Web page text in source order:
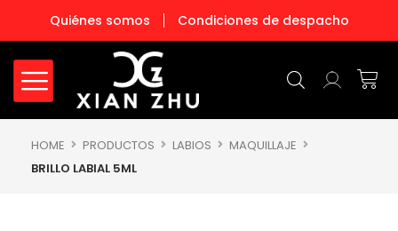
contenido
Quiénes somos Condiciones de despacho
HOME PRODUCTOS LABIOS
MAQUILLAJE
BRILLO LABIAL 5ML